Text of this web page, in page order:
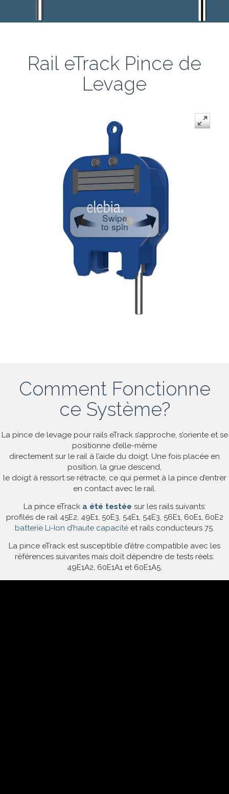
Rail eTrack Pince de
Levage
Swipe
to spin
Comment Fonctionne
ce Système?
La pince de levage pour rails eTrack s’approche, s’oriente et se
positionne d’elle-même
directement sur le rail à l’aide du doigt. Une fois placée en
position, la grue descend,
le doigt à ressort se rétracte, ce qui permet à la pince d’entrer
en contact avec le rail.
La pince eTrack a été testée sur les rails suivants:
profilés de rail 45E2, 49E1, 50E3, 54E1, 54E3, 56E1, 60E1, 60E2
batterie Li-Ion d’haute capacité et rails conducteurs 75.
La pince eTrack est susceptible d’être compatible avec les
références suivantes mais doit dépendre de tests réels:
49E1A2, 60E1A1 et 60E1A5.